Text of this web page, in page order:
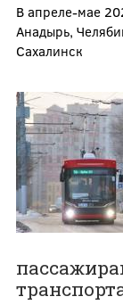
В апреле-мае
Анадырь,
Сахалинск